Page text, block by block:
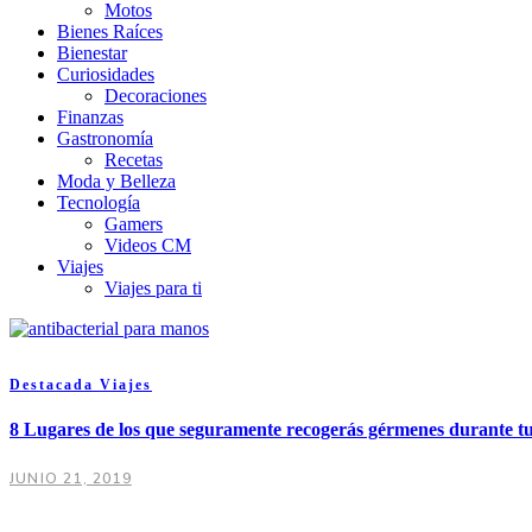
Motos
Bienes Raíces
Bienestar
Curiosidades
Decoraciones
Finanzas
Gastronomía
Recetas
Moda y Belleza
Tecnología
Gamers
Videos CM
Viajes
Viajes para ti
Destacada Viajes
8 Lugares de los que seguramente recogerás gérmenes durante
JUNIO 21, 2019